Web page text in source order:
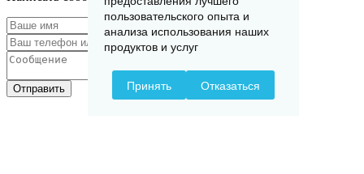
Отправить
пользовательского опыта и
анализа использования наших
продуктов и услуг
Принять Отказаться